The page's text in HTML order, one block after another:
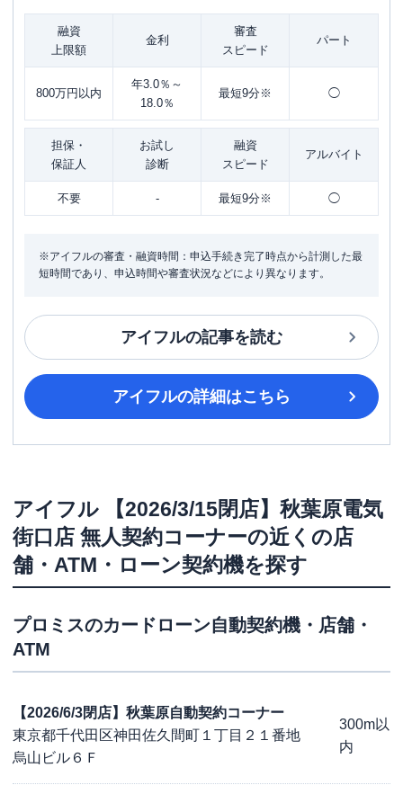
融資
上限額
金利
審査
スピード
パート
800万円以内
年3.0％～
18.0％
最短9分※ ◯
担保・
保証人
お試し
診断
融資
スピード
アルバイト
不要 - 最短9分※ ◯
※アイフルの審査・融資時間：申込手続き完了時点から計測した最
短時間であり、申込時間や審査状況などにより異なります。
アイフルの記事を読む
アイフルの詳細はこちら
アイフル
【2026/3/15閉店】秋葉原電気
街口店 無人契約コーナーの近くの店
舗・ATM・ローン契約機を探す
プロミスのカードローン自動契約機・店舗・
ATM
【2026/6/3閉店】秋葉原自動契約コーナー
東京都千代田区神田佐久間町１丁目２１番地
烏山ビル６Ｆ
300m以
内